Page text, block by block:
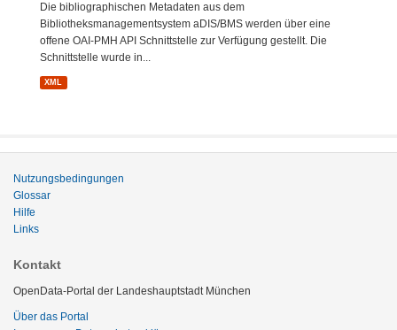
Die bibliographischen Metadaten aus dem
Bibliotheksmanagementsystem aDIS/BMS werden über eine
offene OAI-PMH API Schnittstelle zur Verfügung gestellt. Die
Schnittstelle wurde in...
XML
Nutzungsbedingungen
Glossar
Hilfe
Links
Kontakt
OpenData-Portal der Landeshauptstadt München
Über das Portal